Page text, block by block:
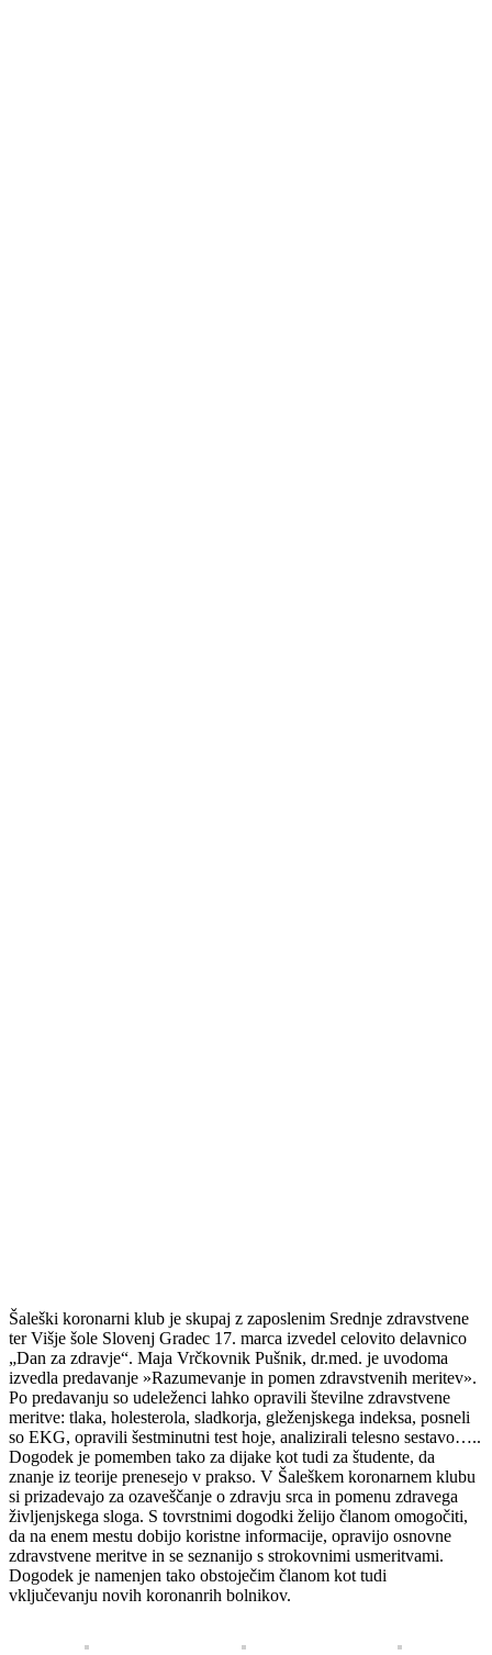
Šaleški koronarni klub je skupaj z zaposlenim Srednje zdravstvene
ter Višje šole Slovenj Gradec 17. marca izvedel celovito delavnico
„Dan za zdravje“. Maja Vrčkovnik Pušnik, dr.med. je uvodoma
izvedla predavanje »Razumevanje in pomen zdravstvenih meritev».
Po predavanju so udeleženci lahko opravili številne zdravstvene
meritve: tlaka, holesterola, sladkorja, gleženjskega indeksa, posneli
so EKG, opravili šestminutni test hoje, analizirali telesno sestavo…..
Dogodek je pomemben tako za dijake kot tudi za študente, da
znanje iz teorije prenesejo v prakso. V Šaleškem koronarnem klubu
si prizadevajo za ozaveščanje o zdravju srca in pomenu zdravega
življenjskega sloga. S tovrstnimi dogodki želijo članom omogočiti,
da na enem mestu dobijo koristne informacije, opravijo osnovne
zdravstvene meritve in se seznanijo s strokovnimi usmeritvami.
Dogodek je namenjen tako obstoječim članom kot tudi
vključevanju novih koronanrih bolnikov.